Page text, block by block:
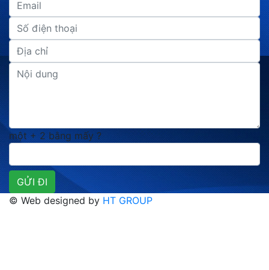
một + 2 bằng mấy ?
© Web designed by HT GROUP